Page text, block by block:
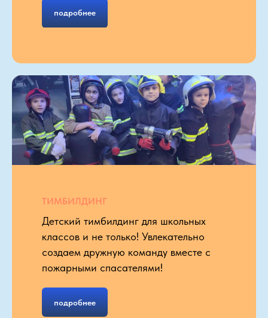
подробнее
ТИМБИЛДИНГ
Детский тимбилдинг для школьных
классов и не только! Увлекательно
создаем дружную команду вместе с
пожарными спасателями!
подробнее